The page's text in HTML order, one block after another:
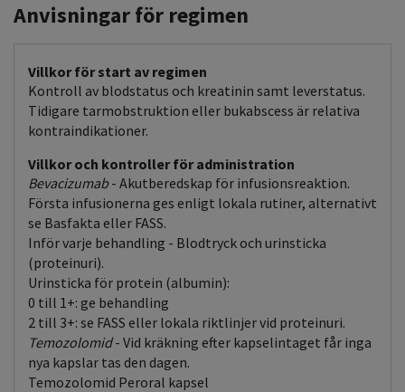
Anvisningar för regimen
Villkor för start av regimen
Kontroll av blodstatus och kreatinin samt leverstatus.
Tidigare tarmobstruktion eller bukabscess är relativa
kontraindikationer.
Villkor och kontroller för administration
Bevacizumab- Akutberedskap för infusionsreaktion.
Första infusionerna ges enligt lokala rutiner, alternativt
se Basfakta eller FASS.
Inför varje behandling - Blodtryck och urinsticka
(proteinuri).
Urinsticka för protein (albumin):
0 till 1+: ge behandling
2 till 3+: se FASS eller lokala riktlinjer vid proteinuri.
Temozolomid- Vid kräkning efter kapselintaget får inga
nya kapslar tas den dagen.
Temozolomid Peroral kapsel